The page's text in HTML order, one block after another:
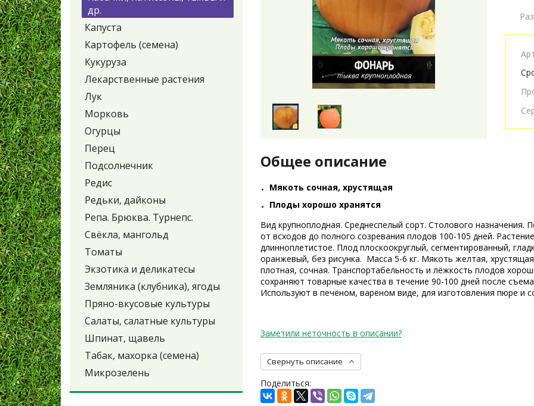
др.
Капуста
Картофель (семена)
Кукуруза
Лекарственные растения
Лук
Морковь
Огурцы
Перец
Подсолнечник
Редис
Редьки, дайконы
Репа. Брюква. Турнепс.
Свёкла, мангольд
Томаты
Экзотика и деликатесы
Земляника (клубника), ягоды
Пряно-вкусовые культуры
Салаты, салатные культуры
Шпинат, щавель
Табак, махорка (семена)
Микрозелень
Общее описание
Мякоть сочная, хрустящая
Плоды хорошо хранятся
Вид крупноплодная. Среднеспелый сорт. Столового назначения.
от всходов до полного созревания плодов 100-105 дней. Растение
длинноплетистое. Плод плоскоокруглый, сегментированный,
оранжевый, без рисунка. Масса 5-6 кг. Мякоть желтая,
плотная, сочная. Транспортабельность и лёжкость плодов
сохраняют товарные качества в течение 90-100 дней после
Используют в печёном, варёном виде, для изготовления пюре и
Заметили неточность в описании?
Свернуть описание
Поделиться: